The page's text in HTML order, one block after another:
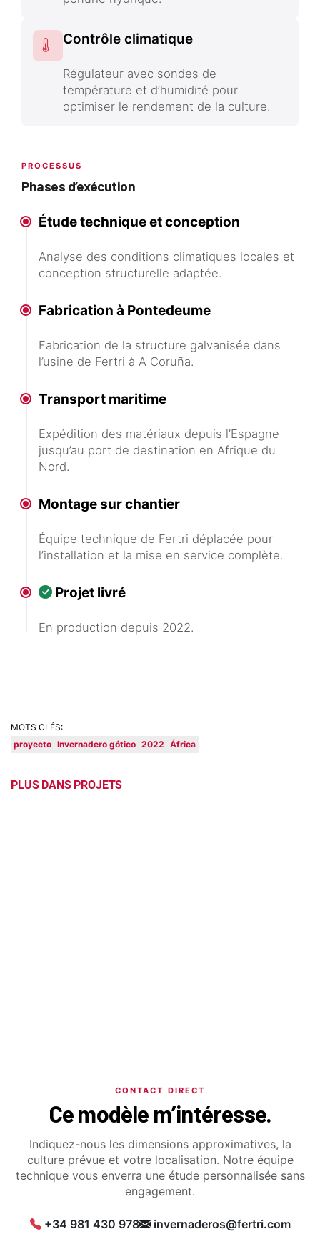
Contrôle climatique
Régulateur avec sondes de
température et d’humidité pour
optimiser le rendement de la culture.
PROCESSUS
Phases d’exécution
Étude technique et conception
Analyse des conditions climatiques locales et
conception structurelle adaptée.
Fabrication à Pontedeume
Fabrication de la structure galvanisée dans
l’usine de Fertri à A Coruña.
Transport maritime
Expédition des matériaux depuis l’Espagne
jusqu’au port de destination en Afrique du
Nord.
Montage sur chantier
Équipe technique de Fertri déplacée pour
l’installation et la mise en service complète.
Projet livré
En production depuis 2022.
MOTS CLÉS:
proyecto Invernadero gótico 2022 África
PLUS DANS PROJETS
CONTACT DIRECT
Ce modèle m’intéresse.
Indiquez-nous les dimensions approximatives, la
culture prévue et votre localisation. Notre équipe
technique vous enverra une étude personnalisée sans
engagement.
+34 981 430 978 invernaderos@fertri.com